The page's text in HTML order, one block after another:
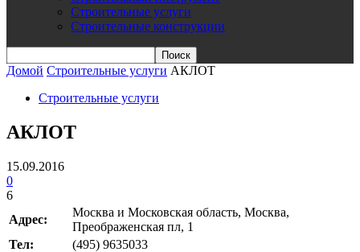
Строительные услуги
Строительные конструкции
Домой Строительные услуги АКЛОТ
Строительные услуги
АКЛОТ
15.09.2016
0
6
Адрес:
Москва и Московская область, Москва,
Преображенская пл, 1
Teл:
(495) 9635033